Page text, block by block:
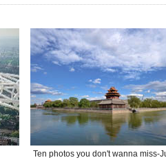
Ten photos you don't wanna miss-